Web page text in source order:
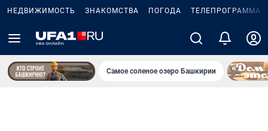
НЕДВИЖИМОСТЬ ЗНАКОМСТВА ПОГОДА ТЕЛЕПРОГРАММА
Самое соленое озеро Башкирии